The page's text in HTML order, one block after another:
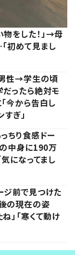
をした！」→母
初めて見まし
性→学生の頃
ったら絶対モ
今から告白し
すぎ」
ちり食感ドー
中身に190万
気になってまし
ジ前で見つけた
の現在の姿
」「寒くて動け